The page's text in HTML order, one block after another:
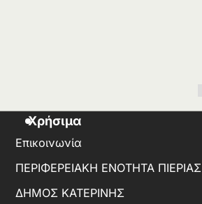
Χρήσιμα
Επικοινωνία
ΠΕΡΙΦΕΡΕΙΑΚΗ ΕΝΟΤΗΤΑ ΠΙΕΡΙΑΣ
ΔΗΜΟΣ ΚΑΤΕΡΙΝΗΣ